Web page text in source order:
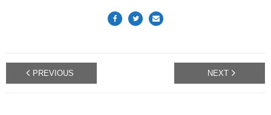
PREVIOUS NEXT